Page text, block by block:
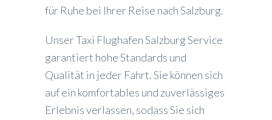
für Ruhe bei Ihrer Reise nach Salzburg.
Unser Taxi Flughafen Salzburg Service
garantiert hohe Standards und
Qualität in jeder Fahrt. Sie können sich
auf ein komfortables und zuverlässiges
Erlebnis verlassen, sodass Sie sich